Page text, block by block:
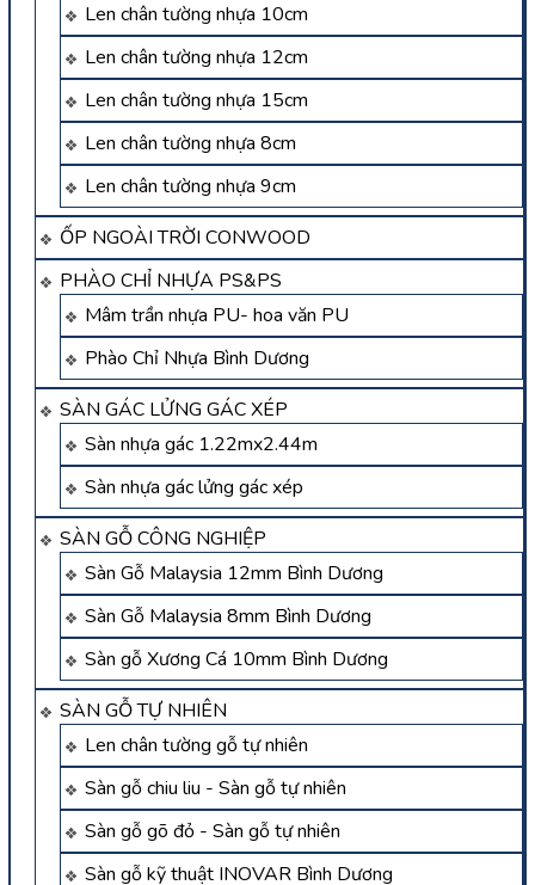
Len chân tường nhựa 10cm
Len chân tường nhựa 12cm
Len chân tường nhựa 15cm
Len chân tường nhựa 8cm
Len chân tường nhựa 9cm
ỐP NGOÀI TRỜI CONWOOD
PHÀO CHỈ NHỰA PS&PS
Mâm trần nhựa PU- hoa văn PU
Phào Chỉ Nhựa Bình Dương
SÀN GÁC LỬNG GÁC XÉP
Sàn nhựa gác 1.22mx2.44m
Sàn nhựa gác lửng gác xép
SÀN GỖ CÔNG NGHIỆP
Sàn Gỗ Malaysia 12mm Bình Dương
Sàn Gỗ Malaysia 8mm Bình Dương
Sàn gỗ Xương Cá 10mm Bình Dương
SÀN GỖ TỰ NHIÊN
Len chân tường gỗ tự nhiên
Sàn gỗ chiu liu - Sàn gỗ tự nhiên
Sàn gỗ gõ đỏ - Sàn gỗ tự nhiên
Sàn gỗ kỹ thuật INOVAR Bình Dương